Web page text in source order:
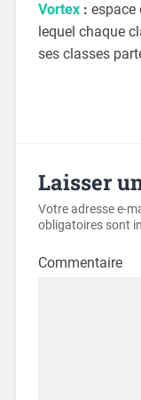
Vortex: espace
lequel chaque
ses classes
Laisser
Votre adresse e-
obligatoires sont
Commentaire